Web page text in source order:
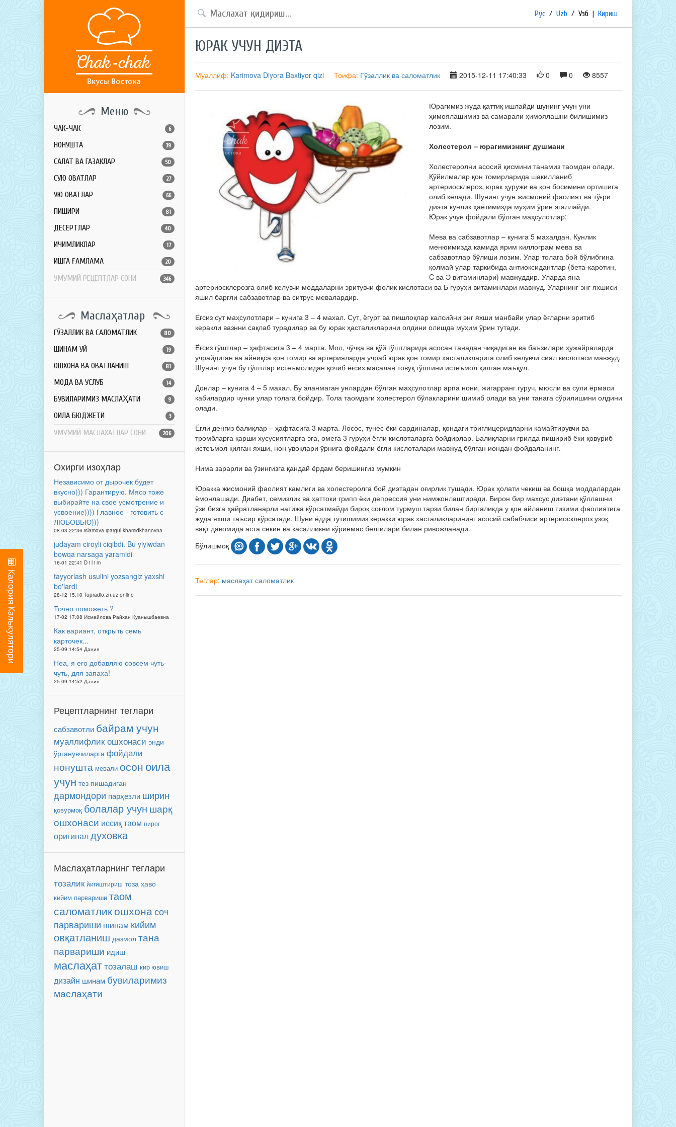
Меню
ЧАК-ЧАК 6
НОНУШТА 39
САЛАТ ВА ГАЗАКЛАР 50
СУЮҚ ОВҚАТЛАР 27
ҚУЮҚ ОВҚАТЛАР 66
ПИШИРИҚ 81
ДЕСЕРТЛАР 40
ИЧИМЛИКЛАР 17
ҚИШГА ҒАМЛАМА 20
УМУМИЙ РЕЦЕПТЛАР СОНИ 346
Маслаҳатлар
ГЎЗАЛЛИК ВА САЛОМАТЛИК 80
ШИНАМ УЙ 19
ОШХОНА ВА ОВҚАТЛАНИШ 81
МОДА ВА УСЛУБ 14
БУВИЛАРИМИЗ МАСЛАҲАТИ 9
ОИЛА БЮДЖЕТИ 3
УМУМИЙ МАСЛАХАТЛАР СОНИ 206
Охирги изоҳлар
Независимо от дырочек будет
вкусно))) Гарантирую. Мясо тоже
выбирайте на свое усмотрение и
усвоение)))) Главное - готовить с
ЛЮБОВЬЮ)))
08-03 22:36 islamova ipargul khamidkhanovna
judayam ciroyli ciqibdi. Bu yiyiwdan
bowqa narsaga yaramidi
16-01 22:41 D i l i m
tayyorlash usulini yozsangiz yaxshi
bo'lardi
28-12 15:10 Topradio.zn.uz online
Точно поможеть ?
17-02 17:08 Исмайлова Райхан Куанышбаевна
Как вариант, открыть семь
карточек...
25-09 14:54 Дания
Неа, я его добавляю совсем чуть-
чуть, для запаха!
25-09 14:52 Дания
Рецептларнинг теглари
сабзавотли байрам учун
муаллифлик ошхонаси энди
ўрганувчиларга фойдали
нонушта мевали осон оила
учун тез пишадиган
дармондори парҳезли ширин
қовурмоқ болалар учун шарқ
ошхонаси иссиқ таом пирог
оригиналдуховка
Маслаҳатларнинг теглари
тозалик йиғиштириш тоза ҳаво
кийим парвариши таом
саломатликошхонасоч
парвариши шинам кийим
овқатланиш дазмол тана
парвариши идиш
маслаҳаттозалаш кир ювиш
дизайн шинам бувиларимиз
маслаҳати
Рус / Uzb / Узб | Кириш
ЮРАК УЧУН ДИЭТА
Муаллиф: Karimova Diyora Baxtiyor qizi Тоифа: Гўзаллик ва саломатлик 2015-12-11 17:40:33 0 0 8557
Юрагимиз жуда қаттиқ ишлайди шунинг учун уни
ҳимоялашимиз ва самарали ҳимоялашни билишимиз
лозим.
Холестерол – юрагимизнинг душмани
Холестеролни асосий қисмини танамиз таомдан олади.
Қўйилмалар қон томирларида шакилланиб
артериосклероз, юрак ҳуружи ва қон босимини ортишига
олиб келади. Шунинг учун жисмоний фаолият ва тўғри
диэта кунлик ҳаётимизда муҳим ўрин эгаллайди.
Юрак учун фойдали бўлган маҳсулотлар:
Мева ва сабзавотлар – кунига 5 махалдан. Кунлик
менюимизда камида ярим киллограм мева ва
сабзавотлар бўлиши лозим. Улар толага бой бўлибгина
қолмай улар таркибида антиоксидантлар (бета-каротин,
C ва Э витаминлари) мавжуддир. Уларда яна
артериосклерозга олиб келувчи моддаларни эритувчи фолик кислотаси ва Б гуруҳи витаминлари мавжуд. Уларнинг энг яхшиси
яшил баргли сабзавотлар ва ситрус мевалардир.
Ёғсиз сут маҳсулотлари – кунига 3 – 4 махал. Сут, ёгурт ва пишлоқлар калсийни энг яхши манбайи улар ёғларни эритиб
керакли вазнни сақлаб турадилар ва бу юрак ҳасталикларини олдини олишда муҳим ўрин тутади.
Ёғсиз гўштлар – ҳафтасига 3 – 4 марта. Мол, чўчқа ва қўй гўштларида асосан танадан чиқадиган ва баъзилари ҳужайраларда
учрайдиган ва айниқса қон томир ва артерияларда учраб юрак қон томир хасталикларига олиб келувчи сиал кислотаси мавжуд.
Шунинг учун бу гўштлар истеъмолидан қочиб ёғсиз масалан товуқ гўштини истеъмол қилган маъқул.
Донлар – кунига 4 – 5 махал. Бу эланмаган унлардан бўлган маҳсулотлар арпа нони, жигарранг гуруч, мюсли ва сули ёрмаси
кабилардир чунки улар толага бойдир. Тола таомдаги холестерол бўлакларини шимиб олади ва уни танага сўрилишини олдини
олади.
Ёғли денгиз балиқлар – ҳафтасига 3 марта. Лосос, тунес ёки сардиналар, қондаги триглицеридларни камайтирувчи ва
тромбларга қарши хусусиятларга эга, омега 3 гуруҳи ёғли кислоталарга бойдирлар. Балиқларни грилда пишириб ёки қовуриб
истеъмол қилган яхши, нон увоқлари ўрнига фойдали ёғли кислоталари мавжуд бўлган иондан фойдаланинг.
Нима зарарли ва ўзингизга қандай ёрдам беришингиз мумкин
Юракка жисмоний фаолият камлиги ва холестеролга бой диэтадан оғирлик тушади. Юрак ҳолати чекиш ва бошқа моддалардан
ёмонлашади. Диабет, семизлик ва ҳаттоки грипп ёки депрессия уни нимжонлаштиради. Бирон бир махсус диэтани қўллашни
ўзи бизга ҳайратланарли натижа кўрсатмайди бироқ соғлом турмуш тарзи билан биргаликда у қон айланиш тизими фаолиятига
жуда яхши таъсир кўрсатади. Шуни ёдда тутишимиз керакки юрак хасталикларининг асосий сабабчиси артериосклероз узоқ
вақт давомида аста секин ва касалликни кўринмас белгилари билан ривожланади.
Бўлишмоқ
Теглар: маслаҳат саломатлик